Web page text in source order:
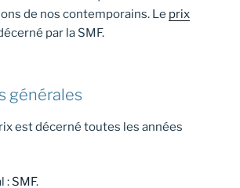
de nos contemporains. Le prix
par la SMF.
générales
est décerné toutes les années
: SMF.